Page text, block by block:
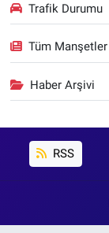
Trafik Durumu
Tüm Manşetler
Haber Arşivi
RSS